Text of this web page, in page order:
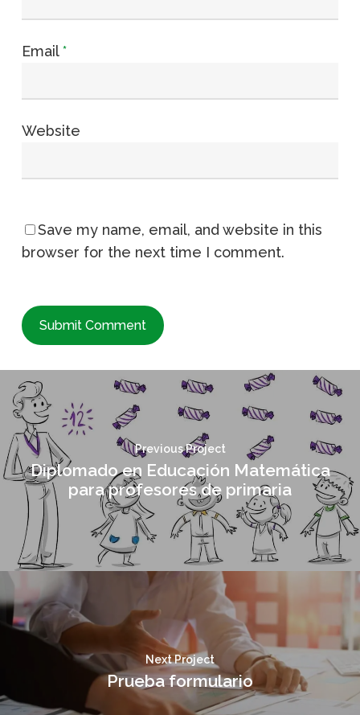
Email*
Website
Save my name, email, and website in this
browser for the next time I comment.
Previous Project
Diplomado en Educación Matemática
para profesores de primaria
Next Project
Prueba formulario